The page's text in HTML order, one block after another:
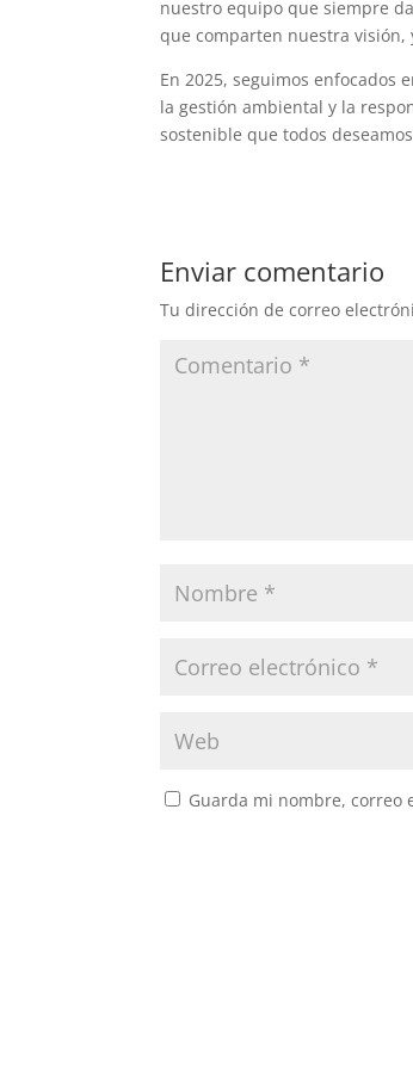
nuestro equipo que siempre
que comparten nuestra
En 2025, seguimos
la gestión ambiental y la
sostenible que todos
Enviar comentario
Tu dirección de correo
Guarda mi nombre, correo